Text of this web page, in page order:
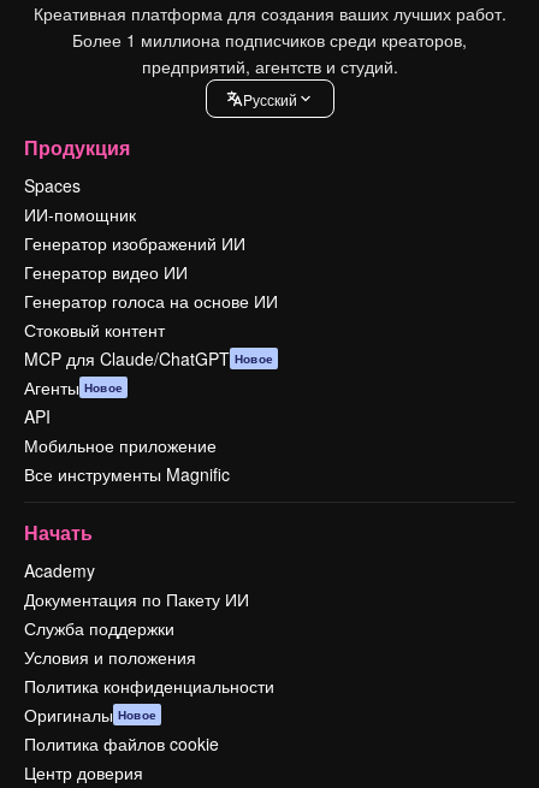
Креативная платформа для создания ваших лучших работ.
Более 1 миллиона подписчиков среди креаторов,
предприятий, агентств и студий.
Pусский
Продукция
Spaces
ИИ-помощник
Генератор изображений ИИ
Генератор видео ИИ
Генератор голоса на основе ИИ
Стоковый контент
MCP для Claude/ChatGPT Новое
Агенты Новое
API
Мобильное приложение
Все инструменты Magnific
Начать
Academy
Документация по Пакету ИИ
Служба поддержки
Условия и положения
Политика конфиденциальности
Оригиналы Новое
Политика файлов cookie
Центр доверия